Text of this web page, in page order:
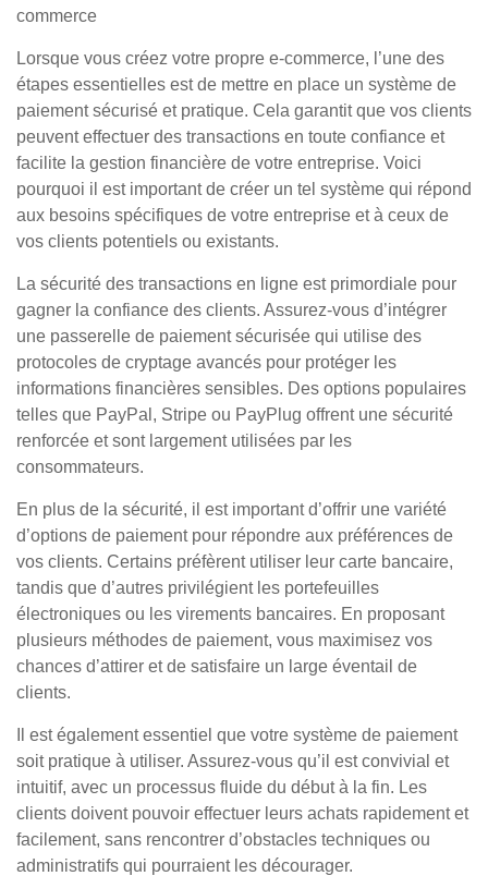
commerce
Lorsque vous créez votre propre e-commerce, l’une des
étapes essentielles est de mettre en place un système de
paiement sécurisé et pratique. Cela garantit que vos clients
peuvent effectuer des transactions en toute confiance et
facilite la gestion financière de votre entreprise. Voici
pourquoi il est important de créer un tel système qui répond
aux besoins spécifiques de votre entreprise et à ceux de
vos clients potentiels ou existants.
La sécurité des transactions en ligne est primordiale pour
gagner la confiance des clients. Assurez-vous d’intégrer
une passerelle de paiement sécurisée qui utilise des
protocoles de cryptage avancés pour protéger les
informations financières sensibles. Des options populaires
telles que PayPal, Stripe ou PayPlug offrent une sécurité
renforcée et sont largement utilisées par les
consommateurs.
En plus de la sécurité, il est important d’offrir une variété
d’options de paiement pour répondre aux préférences de
vos clients. Certains préfèrent utiliser leur carte bancaire,
tandis que d’autres privilégient les portefeuilles
électroniques ou les virements bancaires. En proposant
plusieurs méthodes de paiement, vous maximisez vos
chances d’attirer et de satisfaire un large éventail de
clients.
Il est également essentiel que votre système de paiement
soit pratique à utiliser. Assurez-vous qu’il est convivial et
intuitif, avec un processus fluide du début à la fin. Les
clients doivent pouvoir effectuer leurs achats rapidement et
facilement, sans rencontrer d’obstacles techniques ou
administratifs qui pourraient les décourager.